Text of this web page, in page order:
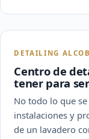
DETAILING
Centro de
tener para
No todo lo que
instalaciones y
de un lavadero